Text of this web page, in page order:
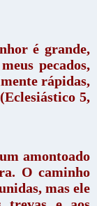
é grande,
pecados,
rápidas,
5,
amontoado
O caminho
mas ele